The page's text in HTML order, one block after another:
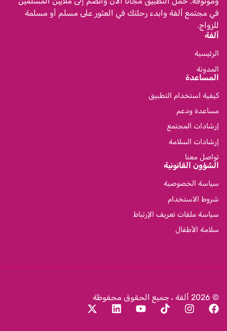
في مجتمع ألفة وابدء رحلتك في العثور على مسلم أو مسلمة
للزواج.
ألفة
الرئيسية
المدونة
المساعدة
كيفية استخدام التطبيق
مساعدة ودعم
إرشادات المجتمع
إرشادات السلامة
تواصل معنا
الشؤون القانونية
سياسة الخصوصية
شروط الاستخدام
سياسة ملفات تعريف الإرتباط
سلامة الأطفال
© 2026 ألفة ، جميع الحقوق محفوظة